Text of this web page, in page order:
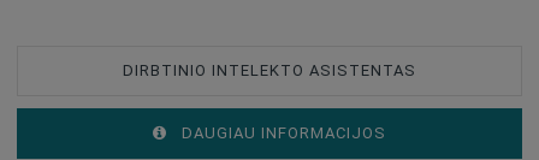
DIRBTINIO INTELEKTO ASISTENTAS
DAUGIAU INFORMACIJOS